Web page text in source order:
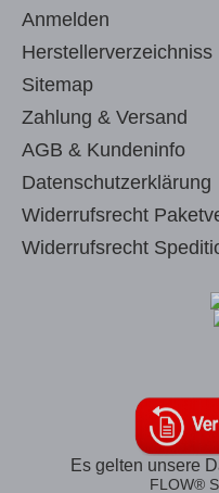
Anmelden
Herstellerverzeichniss
Sitemap
Zahlung & Versand
AGB & Kundeninfo
Datenschutzerklärung
Widerrufsrecht
Widerrufsrecht
Es gelten unsere
FLOW®